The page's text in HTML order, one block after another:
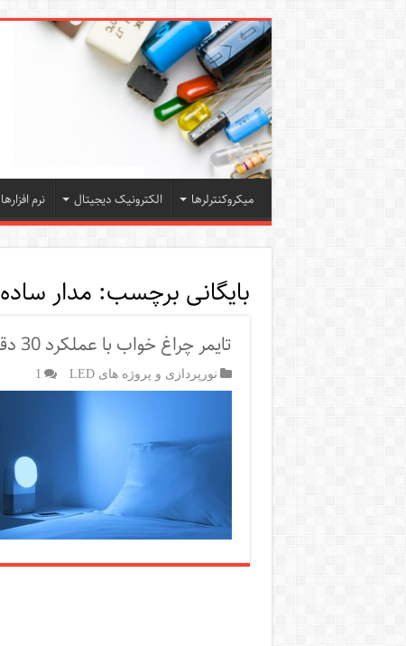
میکروکنترلرها الکترونیک دیجیتال نرم افزارها
بایگانی برچسب: مدار ساده
تایمر چراغ خواب با عملکرد 30 دقیقه ای
نورپردازی و پروژه های LED 1